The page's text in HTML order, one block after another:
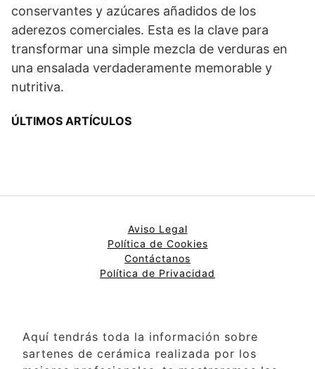
conservantes y azúcares añadidos de los
aderezos comerciales. Esta es la clave para
transformar una simple mezcla de verduras en
una ensalada verdaderamente memorable y
nutritiva.
ÚLTIMOS ARTÍCULOS
Aviso Legal
Política de Cookies
Contáctanos
Política de Privacidad
Aquí tendrás toda la información sobre
sartenes de cerámica realizada por los